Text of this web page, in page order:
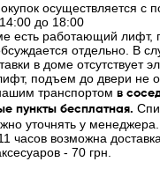
осуществляется с
до 18:00
есть работающий лифт,
отдельно. В
в доме отсутствует
подъем до двери не
транспортом в
пункты бесплатная.
уточнять у
часов возможна
- 70 грн.